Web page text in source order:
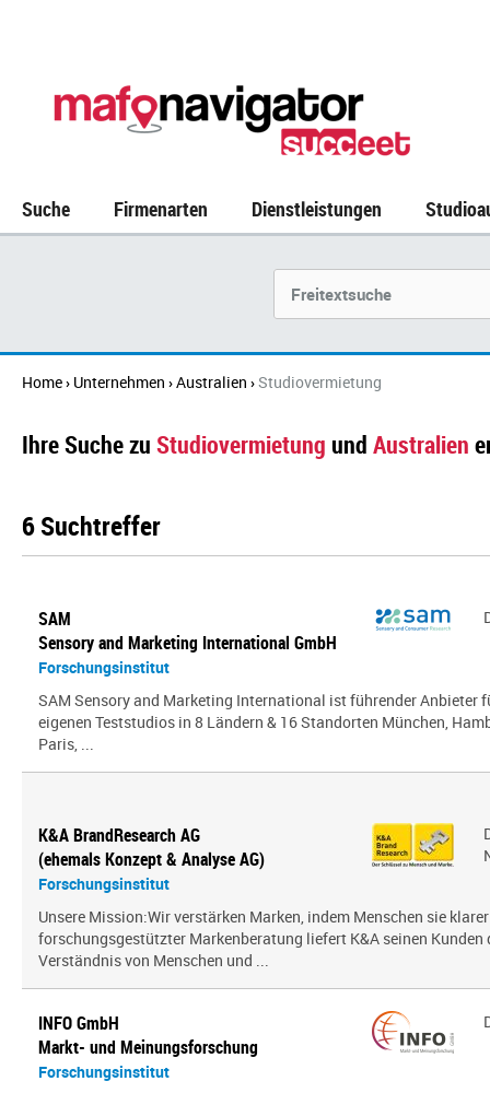
Suche Firmenarten Dienstleistungen
Home› Unternehmen ›Australien ›Studiovermietung
Ihre Suche zu Studiovermietung und Australien
6 Suchtreffer
SAM
Sensory and Marketing International GmbH
Forschungsinstitut
SAM Sensory and Marketing International ist führender Anbieter
eigenen Teststudios in 8 Ländern & 16 Standorten München,
Paris, ...
K&A BrandResearch AG
(ehemals Konzept & Analyse AG)
Forschungsinstitut
Unsere Mission:Wir verstärken Marken, indem Menschen sie
forschungsgestützter Markenberatung liefert K&A seinen Kunden
Verständnis von Menschen und ...
INFO GmbH
Markt- und Meinungsforschung
Forschungsinstitut